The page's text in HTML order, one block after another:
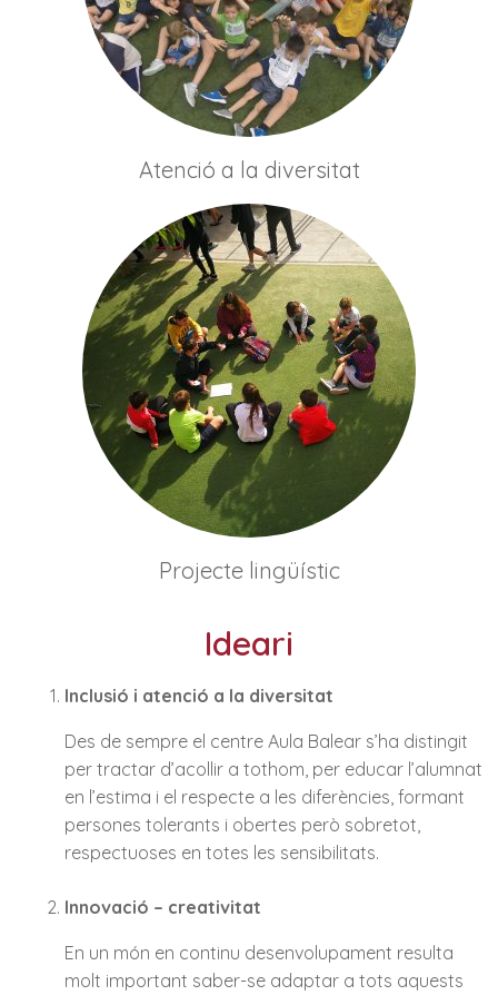
Atenció a la diversitat
Projecte lingüístic
Ideari
Inclusió i atenció a la diversitat
Des de sempre el centre Aula Balear s’ha distingit
per tractar d’acollir a tothom, per educar l’alumnat
en l’estima i el respecte a les diferències, formant
persones tolerants i obertes però sobretot,
respectuoses en totes les sensibilitats.
Innovació – creativitat
En un món en continu desenvolupament resulta
molt important saber-se adaptar a tots aquests